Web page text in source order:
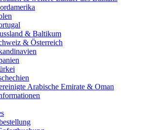
& Baltikum
& Österreich
Arabische Emirate & Oman